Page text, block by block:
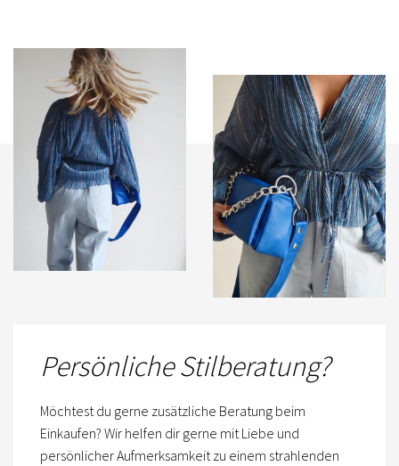
Persönliche Stilberatung?
Möchtest du gerne zusätzliche Beratung beim
Einkaufen? Wir helfen dir gerne mit Liebe und
persönlicher Aufmerksamkeit zu einem strahlenden